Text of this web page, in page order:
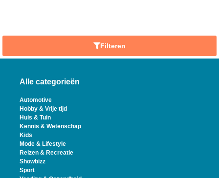
Filteren
Alle categorieën
Automotive
Hobby & Vrije tijd
Huis & Tuin
Kennis & Wetenschap
Kids
Mode & Lifestyle
Reizen & Recreatie
Showbizz
Sport